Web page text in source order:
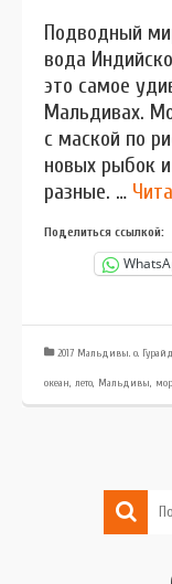
Подводный
вода
это самое
Мальдивах.
с маской по
новых рыбок
разные. …
Поделиться ссылкой:
2017 Мальдивы. о.
океан, лето, Мальдивы,